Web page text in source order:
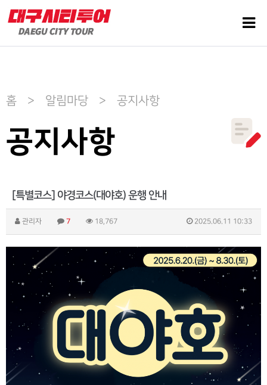
홈 > 알림마당 > 공지사항
공지사항
[특별코스] 야경코스(대야호) 운행 안내
관리자 7 18,767 2025.06.11 10:33